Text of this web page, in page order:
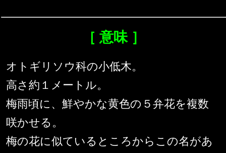
［ 意味 ］
オトギリソウ科の小低木。
高さ約１メートル。
梅雨頃に、鮮やかな黄色の５弁花を複数
咲かせる。
梅の花に似ているところからこの名があ